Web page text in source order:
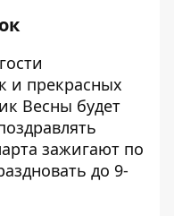
и прекрасных
Весны будет
зажигают по
до 9-